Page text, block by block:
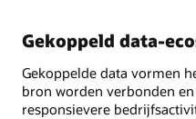
samenvatten
Toepassingen:
Relevante
data
naar
Gekoppeld data-
Gekoppelde data vormen
bron worden verbonden
responsievere